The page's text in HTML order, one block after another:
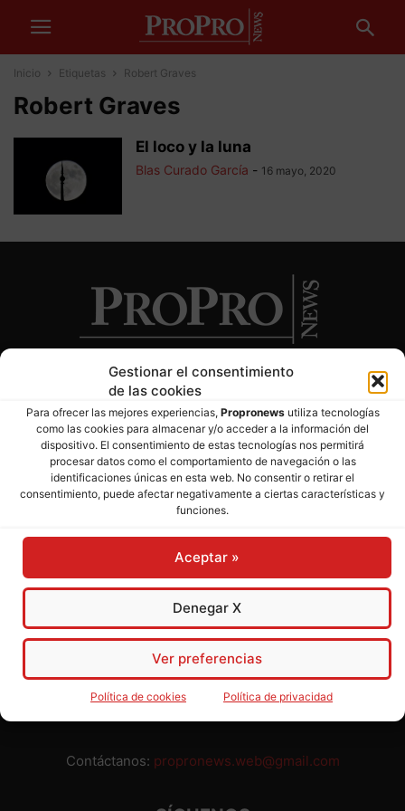
Gestionar el consentimiento
de las cookies
Para ofrecer las mejores experiencias, Propronewsutiliza tecnologías
como las cookies para almacenar y/o acceder a la información del
dispositivo. El consentimiento de estas tecnologías nos permitirá
procesar datos como el comportamiento de navegación o las
identificaciones únicas en esta web. No consentir o retirar el
consentimiento, puede afectar negativamente a ciertas características y
funciones.
Aceptar »
Denegar X
Ver preferencias
Política de cookies Política de privacidad
Inicio Etiquetas Robert Graves
Robert Graves
El loco y la luna
Blas Curado García - 16 mayo, 2020
SOBRE NOSOTROS
Director: José Mª Pagador- Subdirectora: Rosa Puch
José María Pagador Otero - Wikipedia
Para preservar nuestra independencia,
admite publicidad ni subvenciones o ayudas públicas o
privadas. Ninguno de nuestros directivos, redactores y
colaboradores percibe remuneración alguna. Realizamos
nuestro trabajo por amor al periodismo, a la verdad y a la
libertad y en solidaridad con la ciudadanía.
Usted puede colaborar con nosotros divulgando nuestro
periódico, compartiendo nuestros contenidos, sugiriendo temas
y comunicándonos cualquier injusticia o asunto de interés.
Contáctanos: propronews.web@gmail.com